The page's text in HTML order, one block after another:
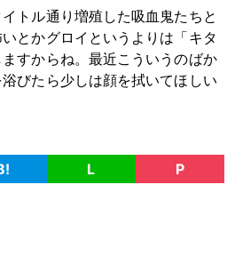
トル通り増殖した吸血鬼たちと
とかグロイというよりは「キタ
すからね。最近こういうのばか
びたら少しは顔を拭いてほしい
L P